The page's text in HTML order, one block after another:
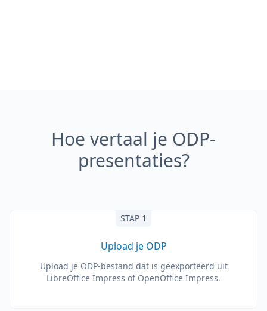
Hoe vertaal je ODP-
presentaties?
STAP 1
Upload je ODP
Upload je ODP-bestand dat is geëxporteerd uit
LibreOffice Impress of OpenOffice Impress.